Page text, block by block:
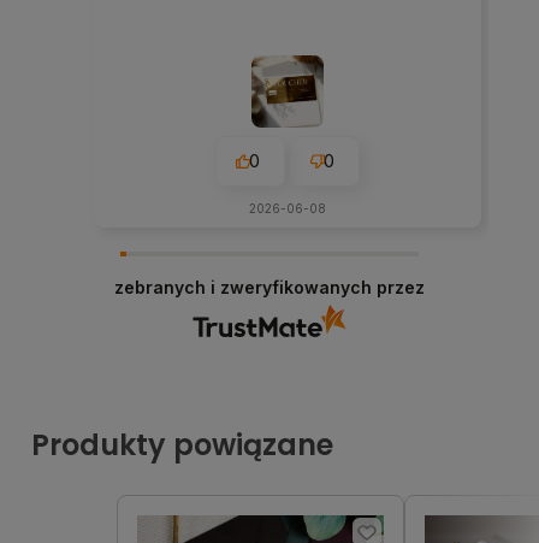
0 0
2026-06-08
zebranych i zweryfikowanych przez
Produkty powiązane